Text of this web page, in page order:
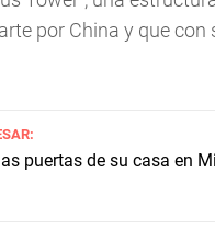
por China y que
puertas de su casa en